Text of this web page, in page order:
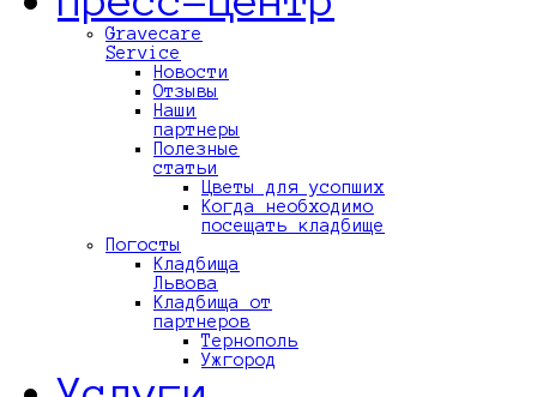
Gravecare
Service
Новости
Отзывы
Наши
партнеры
Полезные
статьи
Цветы для усопших
Когда необходимо
посещать кладбище
Погосты
Кладбища
Львова
Кладбища от
партнеров
Тернополь
Ужгород